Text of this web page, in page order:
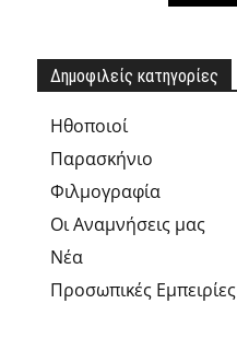
Δημοφιλείς κατηγορίες
Hθοποιοί
Παρασκήνιο
Φιλμογραφία
Οι Αναμνήσεις μας
Νέα
Προσωπικές Εμπειρίες